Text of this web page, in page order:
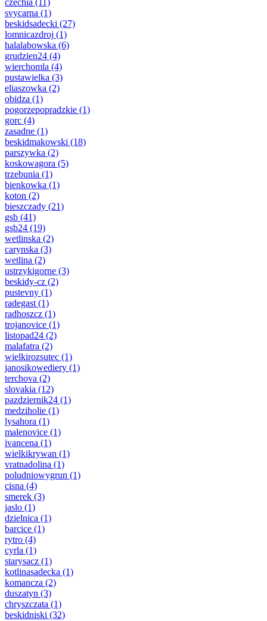
czechia (11)
svycarna (1)
beskidsadecki (27)
lomnicazdroj (1)
halalabowska (6)
grudzien24 (4)
wierchomla (4)
pustawielka (3)
eliaszowka (2)
obidza (1)
pogorzepopradzkie (1)
gorc (4)
zasadne (1)
beskidmakowski (18)
parszywka (2)
koskowagora (5)
trzebunia (1)
bienkowka (1)
koton (2)
bieszczady (21)
gsb (41)
gsb24 (19)
wetlinska (2)
carynska (3)
wetlina (2)
ustrzykigorne (3)
beskidy-cz (2)
pustevny (1)
radegast (1)
radhoszcz (1)
trojanovice (1)
listopad24 (2)
malafatra (2)
wielkirozsutec (1)
janosikowediery (1)
terchova (2)
slovakia (12)
pazdziernik24 (1)
medziholie (1)
lysahora (1)
malenovice (1)
ivancena (1)
wielkikrywan (1)
vratnadolina (1)
poludniowygrun (1)
cisna (4)
smerek (3)
jaslo (1)
dzielnica (1)
barcice (1)
rytro (4)
cyrla (1)
starysacz (1)
kotlinasadecka (1)
komancza (2)
duszatyn (3)
chryszczata (1)
beskidniski (32)